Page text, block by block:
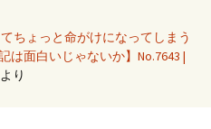
ちょっと命がけになってしまう
は面白いじゃないか】No.7643 |
より